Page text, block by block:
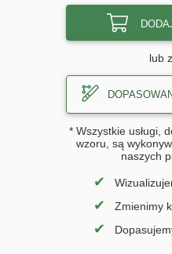
lub
* Wszystkie usługi,
wzoru, są
naszych
✔
✔ Zmienimy
✔